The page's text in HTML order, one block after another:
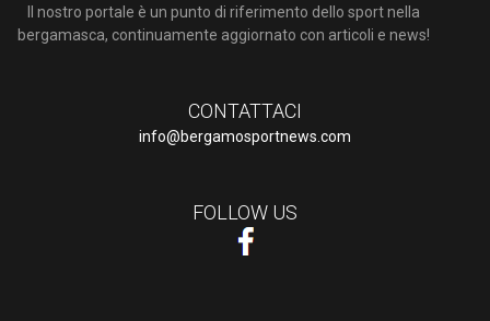
Il nostro portale è un punto di riferimento dello sport nella
bergamasca, continuamente aggiornato con articoli e news!
CONTATTACI
info@bergamosportnews.com
FOLLOW US